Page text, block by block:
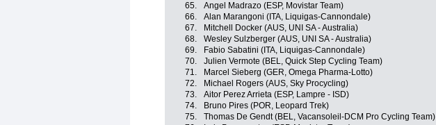
65.
Angel Madrazo (ESP, Movistar Team)
66.
Alan Marangoni (ITA, Liquigas-Cannondale)
67.
Mitchell Docker (AUS, UNI SA - Australia)
68.
Wesley Sulzberger (AUS, UNI SA - Australia)
69.
Fabio Sabatini (ITA, Liquigas-Cannondale)
70.
Julien Vermote (BEL, Quick Step Cycling Team)
71.
Marcel Sieberg (GER, Omega Pharma-Lotto)
72.
Michael Rogers (AUS, Sky Procycling)
73.
Aitor Perez Arrieta (ESP, Lampre - ISD)
74.
Bruno Pires (POR, Leopard Trek)
75.
Thomas De Gendt (BEL, Vacansoleil-DCM Pro Cycling Team)